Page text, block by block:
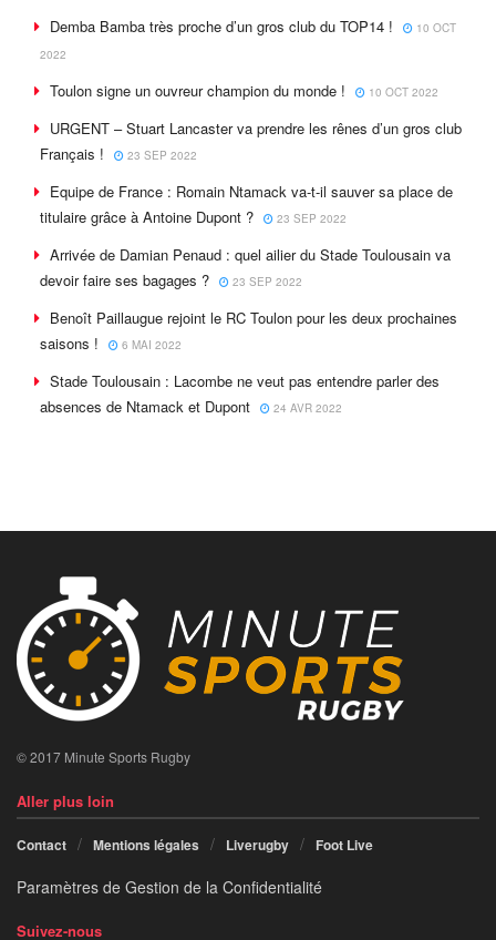
Demba Bamba très proche d’un gros club du TOP14 !
10 OCT
2022
Toulon signe un ouvreur champion du monde ! 10 OCT 2022
URGENT – Stuart Lancaster va prendre les rênes d’un gros club
Français !
23 SEP 2022
Equipe de France : Romain Ntamack va-t-il sauver sa place de
titulaire grâce à Antoine Dupont ?
23 SEP 2022
Arrivée de Damian Penaud : quel ailier du Stade Toulousain va
devoir faire ses bagages ?
23 SEP 2022
Benoît Paillaugue rejoint le RC Toulon pour les deux prochaines
saisons !
6 MAI 2022
Stade Toulousain : Lacombe ne veut pas entendre parler des
absences de Ntamack et Dupont
24 AVR 2022
© 2017 Minute Sports Rugby
Aller plus loin
Contact Mentions légales Liverugby Foot Live
Paramètres de Gestion de la Confidentialité
Suivez-nous